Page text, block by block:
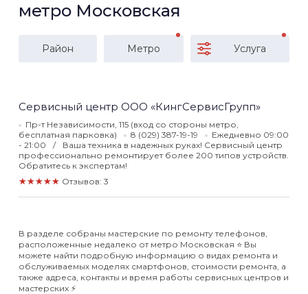
метро Московская
Район Метро Услуга
Сервисный центр ООО «КингСервисГрупп»
Пр-т Независимости, 115 (вход со стороны метро,
бесплатная парковка)
8 (029) 387-19-19
Ежедневно 09:00
- 21:00
Ваша техника в надежных руках! Сервисный центр
профессионально ремонтирует более 200 типов устройств.
Обратитесь к экспертам!
★★★★★ Отзывов: 3
В разделе собраны мастерские по ремонту телефонов,
расположенные недалеко от метро Московская ⭐️ Вы
можете найти подробную информацию о видах ремонта и
обслуживаемых моделях смартфонов, стоимости ремонта, а
также адреса, контакты и время работы сервисных центров и
мастерских ⚡️